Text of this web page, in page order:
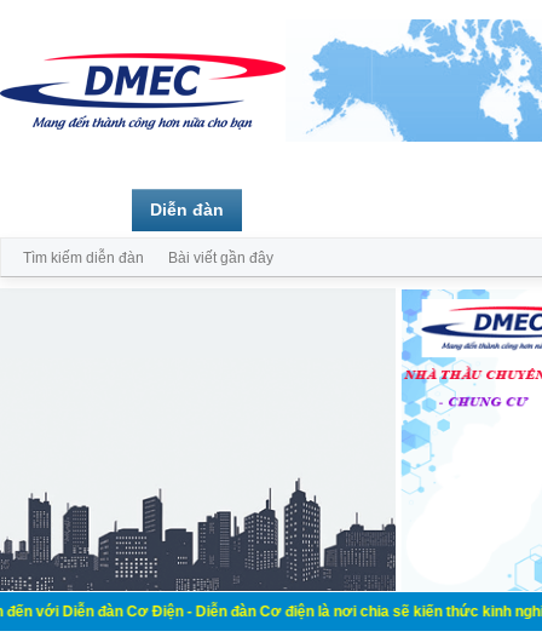
đàn Cơ Điện - Diễn đàn Cơ điện là nơi chia sẽ kiến thức kinh nghiệm
Diễn đàn
Tìm kiếm diễn đàn Bài viết gần đây